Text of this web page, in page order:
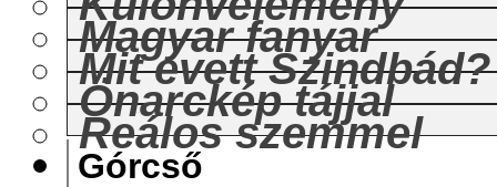
Magyar fanyar
Mit evett Szindbád?
Önarckép tájjal
Reálos szemmel
Górcső